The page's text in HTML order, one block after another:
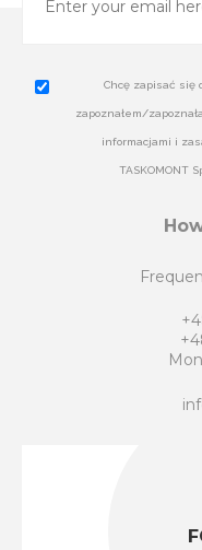
Chcę zapisać się
zapoznałem/
informacjami i
TASKOMONT